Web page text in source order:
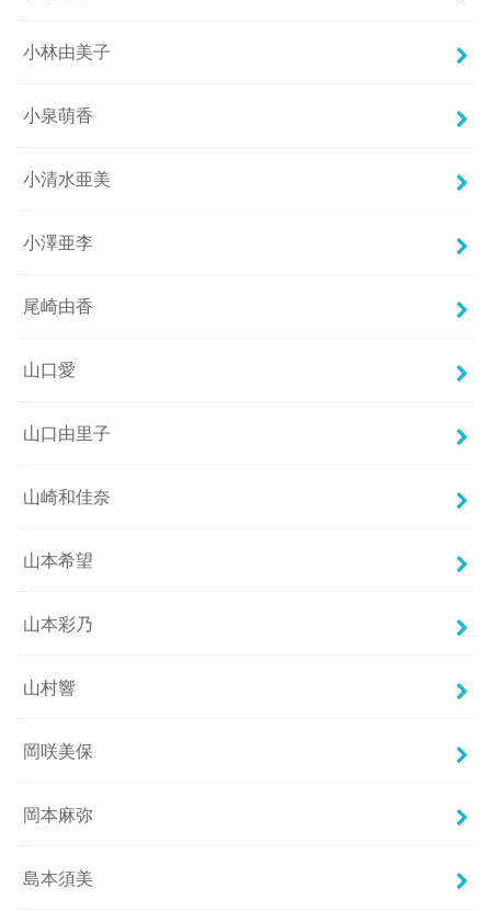
小林由美子
小泉萌香
小清水亜美
小澤亜李
尾崎由香
山口愛
山口由里子
山崎和佳奈
山本希望
山本彩乃
山村響
岡咲美保
岡本麻弥
島本須美